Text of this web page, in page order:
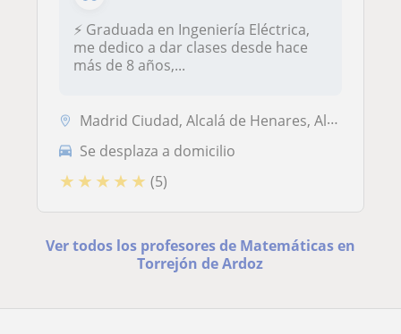
⚡ Graduada en Ingeniería Eléctrica,
me dedico a dar clases desde hace
más de 8 años,...
Madrid Ciudad, Alcalá de Henares, Alcobendas, Alcorcón, Coslada, Parac...
Se desplaza a domicilio
★ ★ ★ ★ ★ (5)
Ver todos los profesores de Matemáticas en
Torrejón de Ardoz